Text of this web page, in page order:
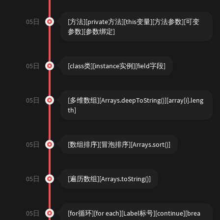
05日
[方法][private方法][this变量][方法参数][可变
参数][参数绑定]
05日 [class类][instance实例][field字段]
05日
[多维数组][Arrays.deepToString()][array[i].leng
th]
05日 [数组排序][冒泡排序][Arrays.sort()]
05日 [遍历数组][Arrays.toString()]
05日
[for循环][for each][Label标号][continue][brea